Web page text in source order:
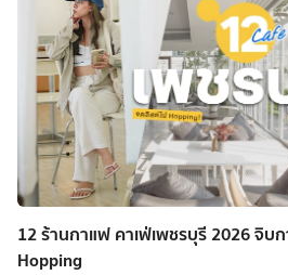
12 ร้านกาแฟ คาเฟ่เพชรบุรี 2026 จิบ
Hopping